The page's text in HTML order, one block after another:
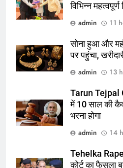
विभिन्न
admin
11
सोना हुआ और
पर पहुंचा,
admin
13
Tarun Tejpal
में 10 साल की
भरना होगा
admin
14
Tehelka Rape
कोर्ट का फैसला